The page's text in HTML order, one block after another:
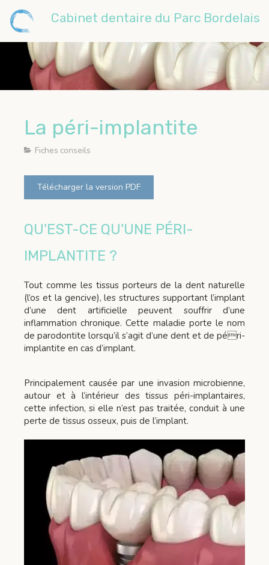
Cabinet dentaire du Parc Bordelais
La péri-implantite
Fiches conseils
Télécharger la version PDF
QU'EST-CE QU'UNE PÉRI-
IMPLANTITE ?
Tout comme les tissus porteurs de la dent naturelle
(l’os et la gencive), les structures supportant l’implant
d’une dent artificielle peuvent souffrir d’une
inflammation chronique. Cette maladie porte le nom
de parodontite lorsqu’il s’agit d’une dent et de péri-
implantite en cas d’implant.
Principalement causée par une invasion microbienne,
autour et à l’intérieur des tissus péri-implantaires,
cette infection, si elle n’est pas traitée, conduit à une
perte de tissus osseux, puis de l’implant.